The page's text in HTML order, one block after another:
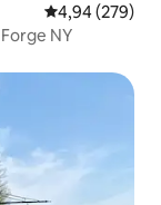
4,94 de uma
4,94 (279)
NY